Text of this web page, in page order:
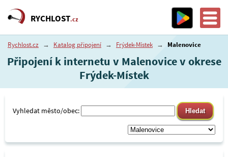
RYCHLOST.cz
Rychlost.cz → Katalog připojení → Frýdek-Místek → Malenovice
Připojení k internetu v Malenovice v okrese
Frýdek-Místek
Vyhledat město/obec: